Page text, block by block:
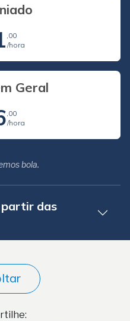
,00
/hora
Geral
,00
/hora
bola.
das